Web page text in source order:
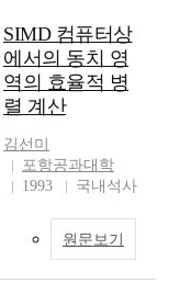
SIMD 컴퓨터상
에서의 동치 영
역의 효율적 병
렬 계산
김선미
포항공과대학
1993
국내석사
원문보기